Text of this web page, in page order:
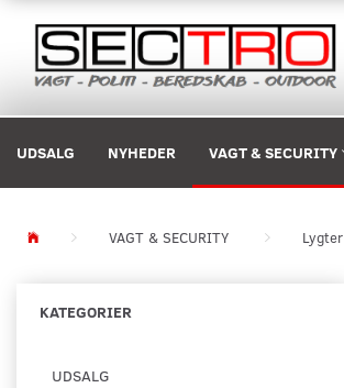
UDSALG NYHEDER VAGT & SECURITY
VAGT & SECURITY Lygter
KATEGORIER
UDSALG